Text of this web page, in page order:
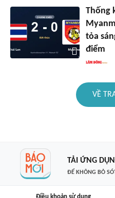
Thống
tỏa
điểm
VỀ
TẢI ỨNG
ĐỂ KHÔNG BỎ